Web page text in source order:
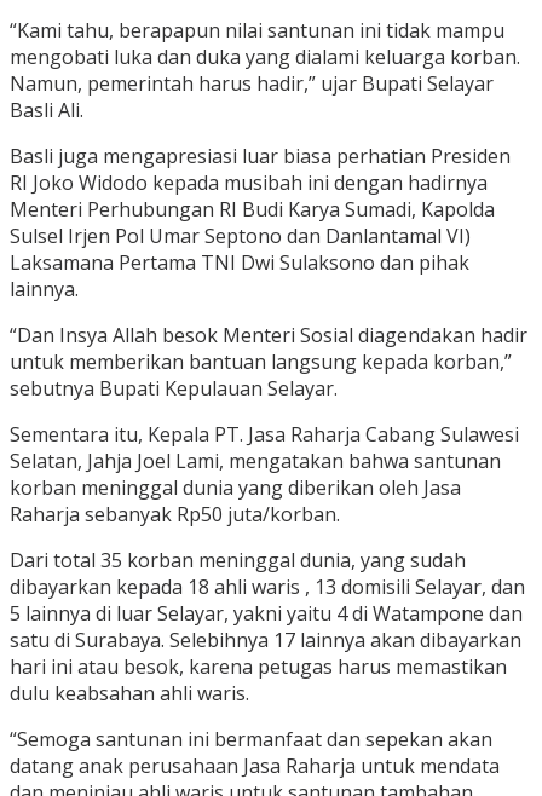
“Kami tahu, berapapun nilai santunan ini tidak mampu
mengobati luka dan duka yang dialami keluarga korban.
Namun, pemerintah harus hadir,” ujar Bupati Selayar
Basli Ali.
Basli juga mengapresiasi luar biasa perhatian Presiden
RI Joko Widodo kepada musibah ini dengan hadirnya
Menteri Perhubungan RI Budi Karya Sumadi, Kapolda
Sulsel Irjen Pol Umar Septono dan Danlantamal VI)
Laksamana Pertama TNI Dwi Sulaksono dan pihak
lainnya.
“Dan Insya Allah besok Menteri Sosial diagendakan hadir
untuk memberikan bantuan langsung kepada korban,”
sebutnya Bupati Kepulauan Selayar.
Sementara itu, Kepala PT. Jasa Raharja Cabang Sulawesi
Selatan, Jahja Joel Lami, mengatakan bahwa santunan
korban meninggal dunia yang diberikan oleh Jasa
Raharja sebanyak Rp50 juta/korban.
Dari total 35 korban meninggal dunia, yang sudah
dibayarkan kepada 18 ahli waris , 13 domisili Selayar, dan
5 lainnya di luar Selayar, yakni yaitu 4 di Watampone dan
satu di Surabaya. Selebihnya 17 lainnya akan dibayarkan
hari ini atau besok, karena petugas harus memastikan
dulu keabsahan ahli waris.
“Semoga santunan ini bermanfaat dan sepekan akan
datang anak perusahaan Jasa Raharja untuk mendata